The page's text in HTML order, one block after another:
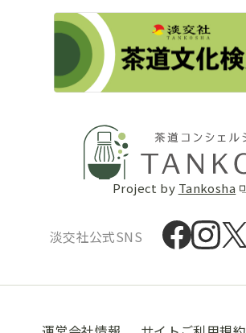
Project by Tankosha
淡交社公式SNS